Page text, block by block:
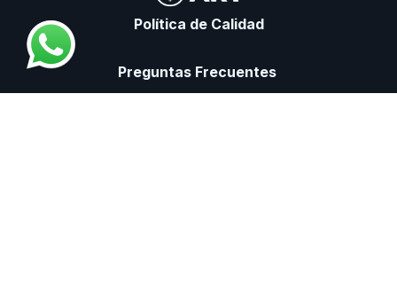
Política de Calidad
Preguntas Frecuentes